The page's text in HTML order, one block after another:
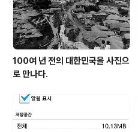
100여 년 전의 대한민국을 사진으
로 만나다.